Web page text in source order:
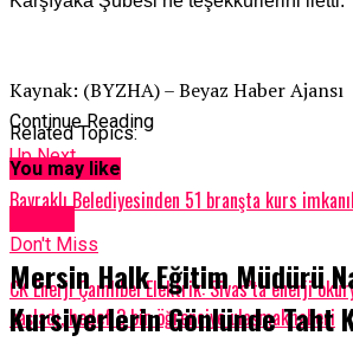
Kaynak: (BYZHA) – Beyaz Haber Ajansı
Related Topics:
Up Next
Bayraklı Belediyesinden 51 branşta kurs
Don't Miss
CK Enerji Çamlıbel Elektrik: Sivas’ta enerji
başladı, hedef 3 bin öğrenciye ulaşmakhaberi
Continue Reading
You may like
Mersin Halk Eğitim Müdürü
Kursiyerlerin Gönlünde Taht